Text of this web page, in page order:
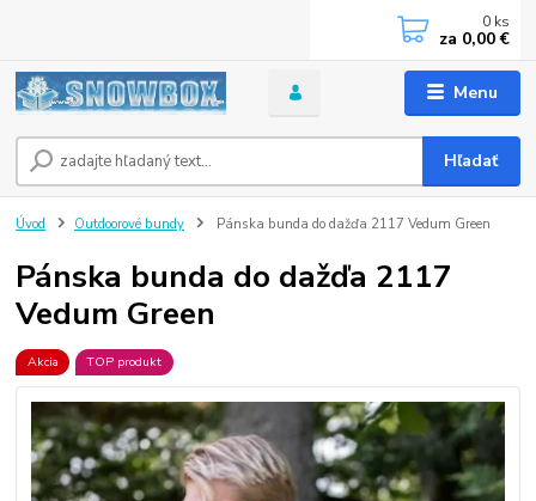
Menu
Hľadať
0 ks
za 0,00 €
Úvod Outdoorové bundy Pánska bunda do dažďa 2117 Vedum Green
Pánska bunda do dažďa 2117
Vedum Green
Akcia TOP produkt